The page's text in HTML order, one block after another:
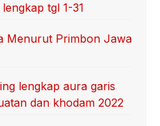
tgl 1-31
Menurut Primbon Jawa
lengkap aura garis
dan khodam 2022